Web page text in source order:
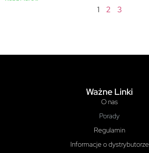
1 2 3
Ważne Linki
O nas
Porady
Regulamin
Informacje o dystrybutorze